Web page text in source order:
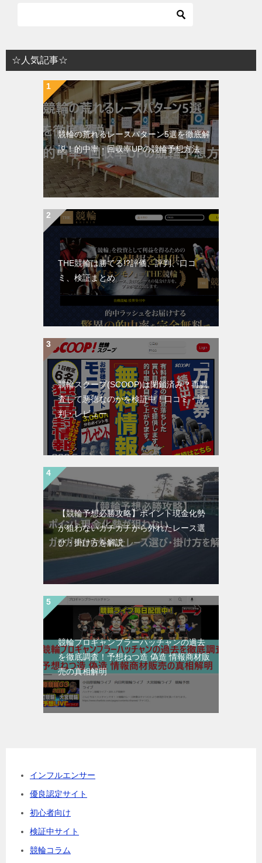
☆人気記事☆
競輪の荒れるレースパターン5選を徹底解
説！的中率・回収率UPの競輪予想方法
THE競輪は勝てる!?評価、評判、口コ
ミ、検証まとめ
競輪スクープ(SCOOP)は閉鎖済み？再調
査して悪徳なのかを検証中！口コミ・評
判・レビュー
【競輪予想必勝攻略】ポイント現金化勢
が狙わないガチガチから外れたレース選
び・掛け方を解説
競輪プロギャンブラーハッチャンの過去
を徹底調査！予想ねつ造 偽造 情報商材販
売の真相解明
インフルエンサー
優良認定サイト
初心者向け
検証中サイト
競輪コラム